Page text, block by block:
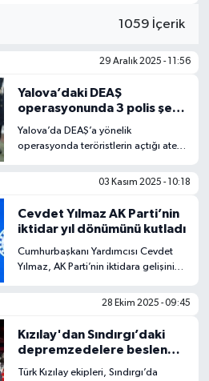
1059 İçerik
29 Aralık 2025 - 11:56
Yalova’daki DEAŞ
operasyonunda 3 polis şehit
Yalova’da DEAŞ’a yönelik
operasyonda teröristlerin açtığı ateş
1 bekçi yaralandı. 6 terörist etkisiz
03 Kasım 2025 - 10:18
Cevdet Yılmaz AK Parti’nin
iktidar yıl dönümünü kutladı
Cumhurbaşkanı Yardımcısı Cevdet
Yılmaz, AK Parti’nin iktidara gelişinin
millet için hizmet yolunda kararlılığını
28 Ekim 2025 - 09:45
Kızılay'dan Sındırgı’daki
depremzedelere beslenme
Türk Kızılay ekipleri, Sındırgı’da